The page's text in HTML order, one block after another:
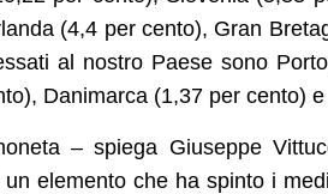
(4,4 per cento), Gran
al nostro Paese sono
Danimarca (1,37 per cento)
– spiega Giuseppe
elemento che ha spinto i